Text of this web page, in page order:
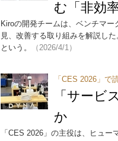
む「非効
Kiroの開発チームは、ベンチマ
見、改善する取り組みを解説し
という。
（2026/4/1）
「CES 2026」
「サー
か
「CES 2026」の主役は、ヒュ